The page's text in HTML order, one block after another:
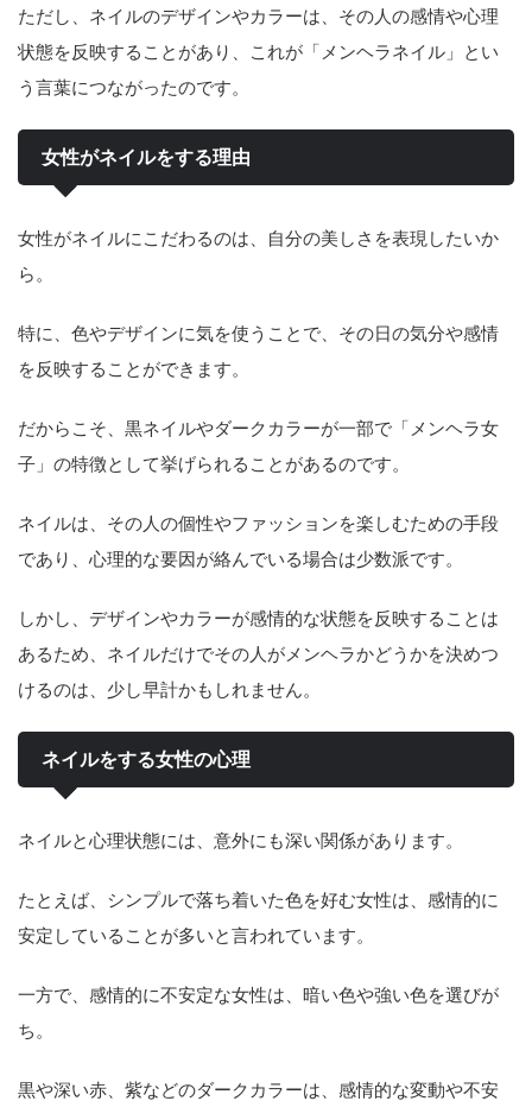
ただし、ネイルのデザインやカラーは、その人の感情や心理
状態を反映することがあり、これが「メンヘラネイル」とい
う言葉につながったのです。
女性がネイルをする理由
女性がネイルにこだわるのは、自分の美しさを表現したいか
ら。
特に、色やデザインに気を使うことで、その日の気分や感情
を反映することができます。
だからこそ、黒ネイルやダークカラーが一部で「メンヘラ女
子」の特徴として挙げられることがあるのです。
ネイルは、その人の個性やファッションを楽しむための手段
であり、心理的な要因が絡んでいる場合は少数派です。
しかし、デザインやカラーが感情的な状態を反映することは
あるため、ネイルだけでその人がメンヘラかどうかを決めつ
けるのは、少し早計かもしれません。
ネイルをする女性の心理
ネイルと心理状態には、意外にも深い関係があります。
たとえば、シンプルで落ち着いた色を好む女性は、感情的に
安定していることが多いと言われています。
一方で、感情的に不安定な女性は、暗い色や強い色を選びが
ち。
黒や深い赤、紫などのダークカラーは、感情的な変動や不安